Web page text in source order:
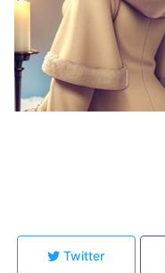
Twitter